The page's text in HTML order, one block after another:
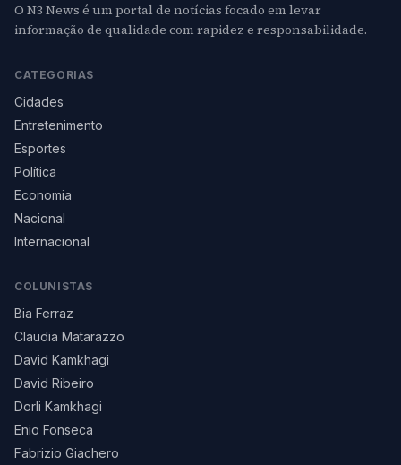
O N3 News é um portal de notícias focado em levar
informação de qualidade com rapidez e responsabilidade.
CATEGORIAS
Cidades
Entretenimento
Esportes
Política
Economia
Nacional
Internacional
COLUNISTAS
Bia Ferraz
Claudia Matarazzo
David Kamkhagi
David Ribeiro
Dorli Kamkhagi
Enio Fonseca
Fabrizio Giachero